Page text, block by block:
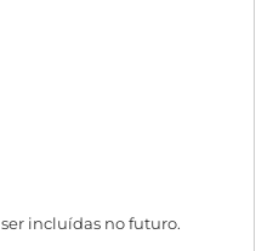
incluídas no futuro.